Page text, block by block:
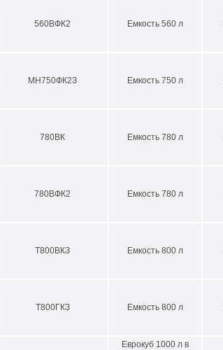
560ВФК2 Емкость 560 л
МН750ФК2З Емкость 750 л
780ВК Емкость 780 л
780ВФК2 Емкость 780 л
Т800ВКЗ Емкость 800 л
Т800ГКЗ Емкость 800 л
Еврокуб 1000 л в